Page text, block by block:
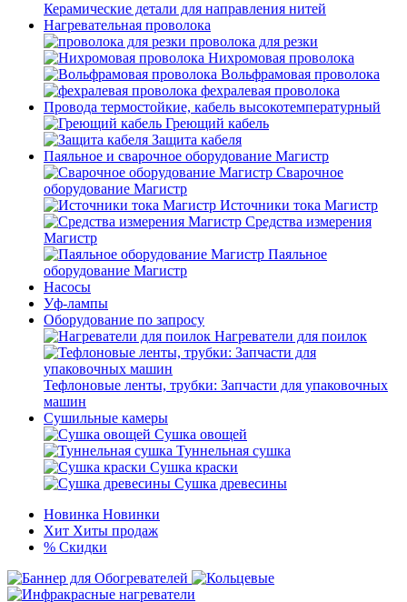
Керамические детали для направления нитей
Нагревательная проволока
проволока для резки
Нихромовая проволока
Вольфрамовая проволока
фехралевая проволока
Провода термостойкие, кабель высокотемпературный
Греющий кабель
Защита кабеля
Паяльное и сварочное оборудование Магистр
Сварочное
оборудование Магистр
Источники тока Магистр
Средства измерения
Магистр
Паяльное
оборудование Магистр
Насосы
Уф-лампы
Оборудование по запросу
Нагреватели для поилок
Тефлоновые ленты, трубки: Запчасти для упаковочных
машин
Сушильные камеры
Сушка овощей
Туннельная сушка
Сушка краски
Сушка древесины
Новинка Новинки
Хит Хиты продаж
% Скидки